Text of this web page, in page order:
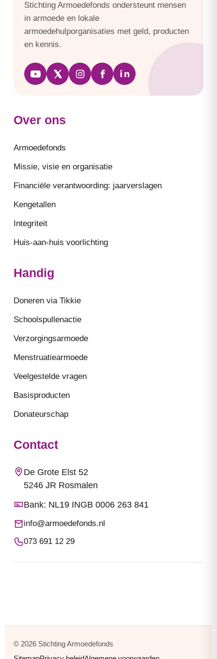
Stichting Armoedefonds ondersteunt mensen
in armoede en lokale
armoedehulporganisaties met geld, producten
en kennis.
Over ons
Armoedefonds
Missie, visie en organisatie
Financiële verantwoording: jaarverslagen
Kengetallen
Integriteit
Huis-aan-huis voorlichting
Handig
Doneren via Tikkie
Schoolspullenactie
Verzorgingsarmoede
Menstruatiearmoede
Veelgestelde vragen
Basisproducten
Donateurschap
Contact
De Grote Elst 52
5246 JR Rosmalen
Bank: NL19 INGB 0006 263 841
info@armoedefonds.nl
073 691 12 29
© 2026 Stichting Armoedefonds